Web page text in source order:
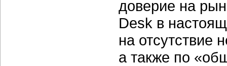
доверие на
Desk в
на отсутствие
а также по